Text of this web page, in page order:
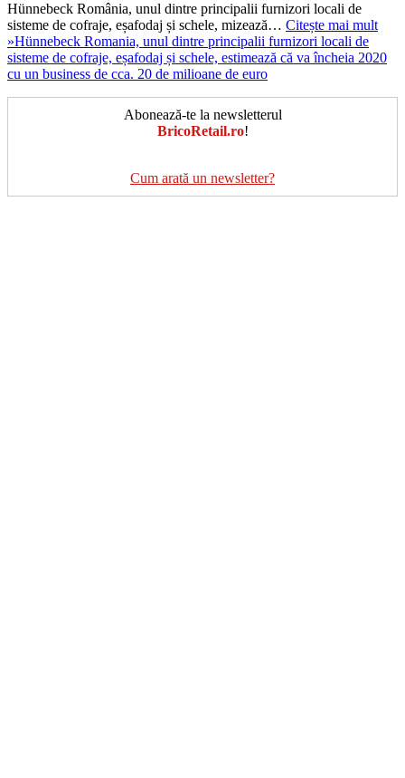
Hünnebeck România, unul dintre principalii furnizori locali de
sisteme de cofraje, eșafodaj și schele, mizează… Citește mai mult
»Hünnebeck Romania, unul dintre principalii furnizori locali de
sisteme de cofraje, eșafodaj și schele, estimează că va încheia 2020
cu un business de cca. 20 de milioane de euro
Abonează-te la newsletterul
BricoRetail.ro!
Cum arată un newsletter?